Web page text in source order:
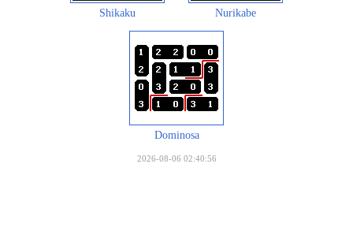
Shikaku Nurikabe
Dominosa
2026-08-06 02:40:56